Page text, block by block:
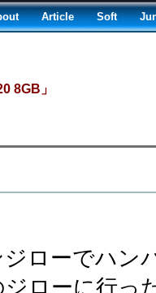
Article Soft
8GB」
ジローでハン
ローに行っ